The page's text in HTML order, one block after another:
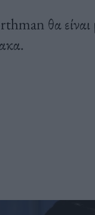
θα είναι